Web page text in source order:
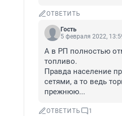
ОТВЕТИТЬ
Гость
5 февраля 2022,
А в РП полностью
топливо.
Правда население
сетями, а то ведь
прежнюю...
ОТВЕТИТЬ 1